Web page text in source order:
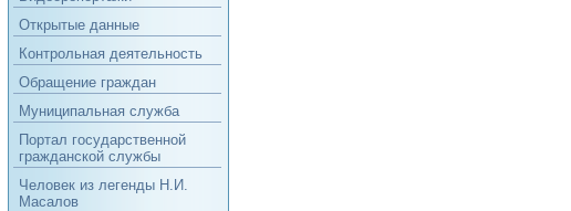
Открытые данные
Контрольная деятельность
Обращение граждан
Муниципальная служба
Портал государственной
гражданской службы
Человек из легенды Н.И.
Масалов